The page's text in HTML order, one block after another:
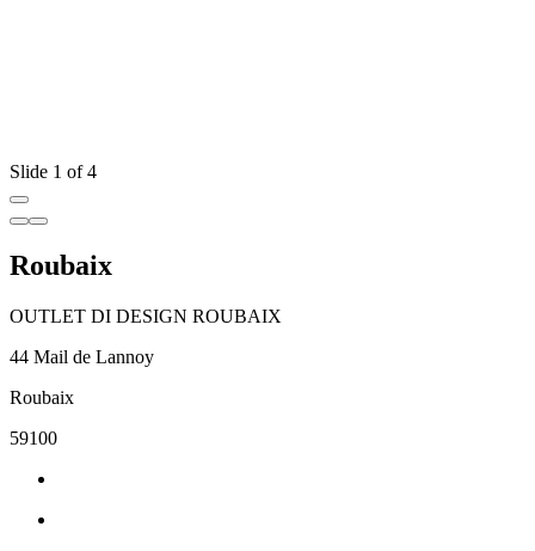
Slide 1 of 4
Roubaix
OUTLET DI DESIGN ROUBAIX
44 Mail de Lannoy
Roubaix
59100